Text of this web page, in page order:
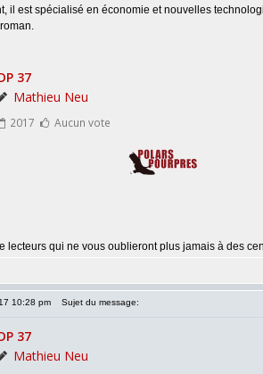
il est spécialisé en économie et nouvelles
lecteurs qui ne vous oublieront plus jamais à des
10:28 pm Sujet du message: